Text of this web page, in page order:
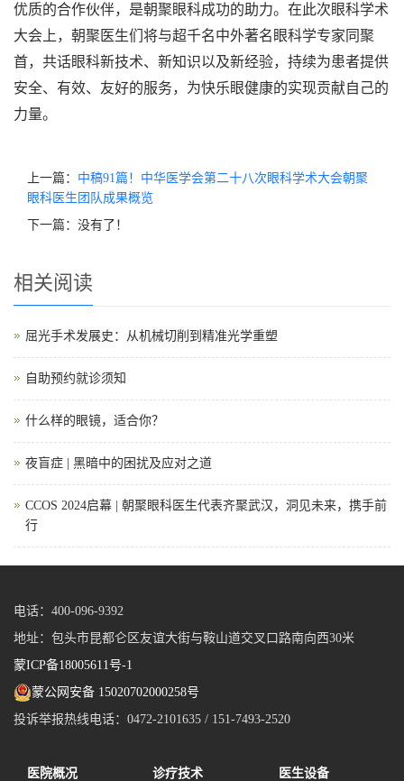
优质的合作伙伴，是朝聚眼科成功的助力。在此次眼科学术
大会上，朝聚医生们将与超千名中外著名眼科学专家同聚
首，共话眼科新技术、新知识以及新经验，持续为患者提供
安全、有效、友好的服务，为快乐眼健康的实现贡献自己的
力量。
上一篇： 中稿91篇！中华医学会第二十八次眼科学术大会朝聚
眼科医生团队成果概览
下一篇：没有了！
相关阅读
屈光手术发展史：从机械切削到精准光学重塑
自助预约就诊须知
什么样的眼镜，适合你？
夜盲症 | 黑暗中的困扰及应对之道
CCOS 2024启幕 | 朝聚眼科医生代表齐聚武汉，洞见未来，携手前
行
电话：400-096-9392
地址：包头市昆都仑区友谊大街与鞍山道交叉口路南向西30米
蒙ICP备18005611号-1
蒙公网安备 15020702000258号
投诉举报热线电话：0472-2101635 / 151-7493-2520
医院概况 诊疗技术 医生设备